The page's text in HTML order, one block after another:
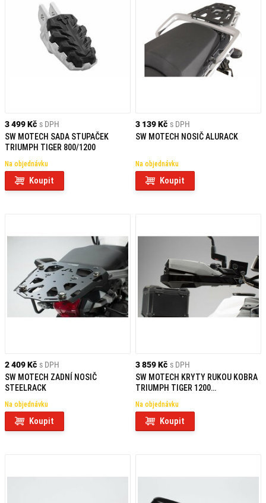
3 499 Kč s DPH
SW MOTECH SADA STUPAČEK
TRIUMPH TIGER 800/1200
Na objednávku
Koupit
3 139 Kč s DPH
SW MOTECH NOSIČ ALURACK
Na objednávku
Koupit
2 409 Kč s DPH
SW MOTECH ZADNÍ NOSIČ
STEELRACK
Na objednávku
Koupit
3 859 Kč s DPH
SW MOTECH KRYTY RUKOU KOBRA
TRIUMPH TIGER 1200
Na objednávku
Koupit